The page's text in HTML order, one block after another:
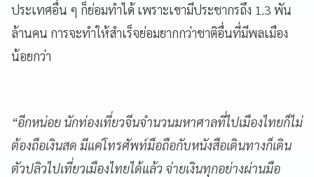
ประเทศอื่น ๆ ก็ย่อมทำได้ เพราะเขามีประชากรถึง 1.3 พัน
ล้านคน การจะทำให้สำเร็จย่อมยากกว่าชาติอื่นที่มีพลเมือง
น้อยกว่า
“อีกหน่อย นักท่องเที่ยวจีนจำนวนมหาศาลที่ไปเมืองไทยก็ไม่
ต้องถือเงินสด มีแค่โทรศัพท์มือถือกับหนังสือเดินทางก็เดิน
ตัวปลิวไปเที่ยวเมืองไทยได้แล้ว จ่ายเงินทุกอย่างผ่านมือ